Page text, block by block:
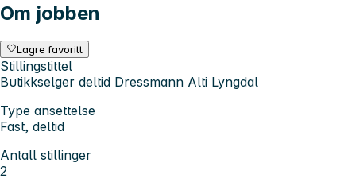
Om jobben
Lagre favoritt
Stillingstittel
Butikkselger deltid Dressmann Alti Lyngdal
Type ansettelse
Fast, deltid
Antall stillinger
2